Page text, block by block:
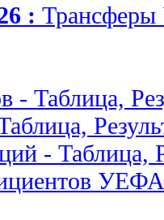
:
- Таблица,
- Таблица,
УЕФА